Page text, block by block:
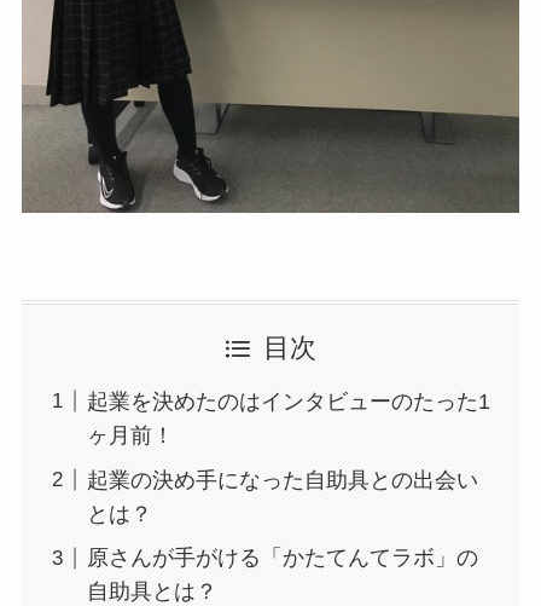
目次
起業を決めたのはインタビューのたった1
ヶ月前！
起業の決め手になった自助具との出会い
とは？
原さんが手がける「かたてんてラボ」の
自助具とは？